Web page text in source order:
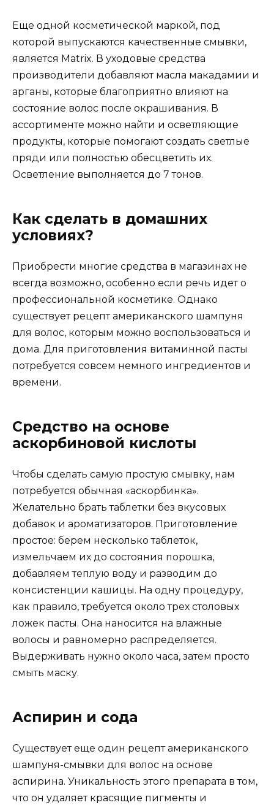
Еще одной косметической маркой, под
которой выпускаются качественные смывки,
является Matrix. В уходовые средства
производители добавляют масла макадамии и
арганы, которые благоприятно влияют на
состояние волос после окрашивания. В
ассортименте можно найти и осветляющие
продукты, которые помогают создать светлые
пряди или полностью обесцветить их.
Осветление выполняется до 7 тонов.
Как сделать в домашних
условиях?
Приобрести многие средства в магазинах не
всегда возможно, особенно если речь идет о
профессиональной косметике. Однако
существует рецепт американского шампуня
для волос, которым можно воспользоваться и
дома. Для приготовления витаминной пасты
потребуется совсем немного ингредиентов и
времени.
Средство на основе
аскорбиновой кислоты
Чтобы сделать самую простую смывку, нам
потребуется обычная «аскорбинка».
Желательно брать таблетки без вкусовых
добавок и ароматизаторов. Приготовление
простое: берем несколько таблеток,
измельчаем их до состояния порошка,
добавляем теплую воду и разводим до
консистенции кашицы. На одну процедуру,
как правило, требуется около трех столовых
ложек пасты. Она наносится на влажные
волосы и равномерно распределяется.
Выдерживать нужно около часа, затем просто
смыть маску.
Аспирин и сода
Существует еще один рецепт американского
шампуня-смывки для волос на основе
аспирина. Уникальность этого препарата в том,
что он удаляет красящие пигменты и